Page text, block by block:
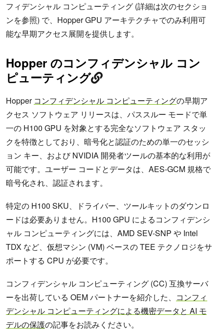
フィデンシャル コンピューティング (詳細は次のセクショ
ンを参照) で、Hopper GPU アーキテクチャでのみ利用可
能な早期アクセス展開を提供します。
Hopper のコンフィデンシャル コン
ピューティング
Hopper コンフィデンシャル コンピューティングの早期ア
クセス ソフトウェア リリースは、パススルー モードで単
一の H100 GPU を対象とする完全なソフトウェア スタッ
クを特徴としており、暗号化と認証のための単一のセッシ
ョン キー、および NVIDIA 開発者ツールの基本的な利用が
可能です。ユーザー コードとデータは、AES-GCM 規格で
暗号化され、認証されます。
特定の H100 SKU、ドライバー、ツールキットのダウンロ
ードは必要ありません。H100 GPU によるコンフィデンシ
ャル コンピューティングには、AMD SEV-SNP や Intel
TDX など、仮想マシン (VM) ベースの TEE テクノロジをサ
ポートする CPU が必要です。
コンフィデンシャル コンピューティング (CC) 互換サーバ
ーを出荷している OEM パートナーを紹介した、 コンフィ
デンシャル コンピューティングによる機密データと AI モ
デルの保護の記事をお読みください。